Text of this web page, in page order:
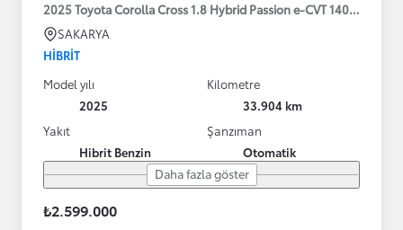
2025 Toyota Corolla Cross 1.8 Hybrid Passion e-CVT 140HP
SAKARYA
HIBRIT
Model yılı
2025
Kilometre
33.904 km
Yakıt
Hibrit Benzin
Şanzıman
Otomatik
Daha fazla göster
₺2.599.000